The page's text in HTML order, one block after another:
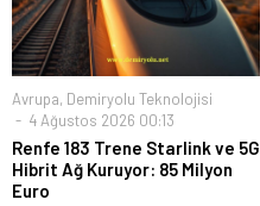
Avrupa, Demiryolu Teknolojisi
4 Ağustos 2026 00:13
Renfe 183 Trene Starlink ve 5G
Hibrit Ağ Kuruyor: 85 Milyon
Euro